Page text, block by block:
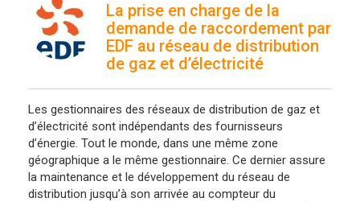
La prise en charge de la
demande de raccordement par
EDF au réseau de distribution
de gaz et d’électricité
Les gestionnaires des réseaux de distribution de gaz et
d’électricité sont indépendants des fournisseurs
d’énergie. Tout le monde, dans une même zone
géographique a le même gestionnaire. Ce dernier assure
la maintenance et le développement du réseau de
distribution jusqu’à son arrivée au compteur du